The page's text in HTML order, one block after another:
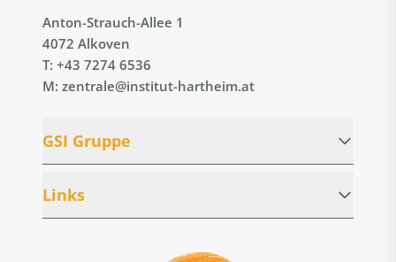
Anton-Strauch-Allee 1
4072 Alkoven
T: +43 7274 6536
M: zentrale@institut-hartheim.at
GSI Gruppe
Links